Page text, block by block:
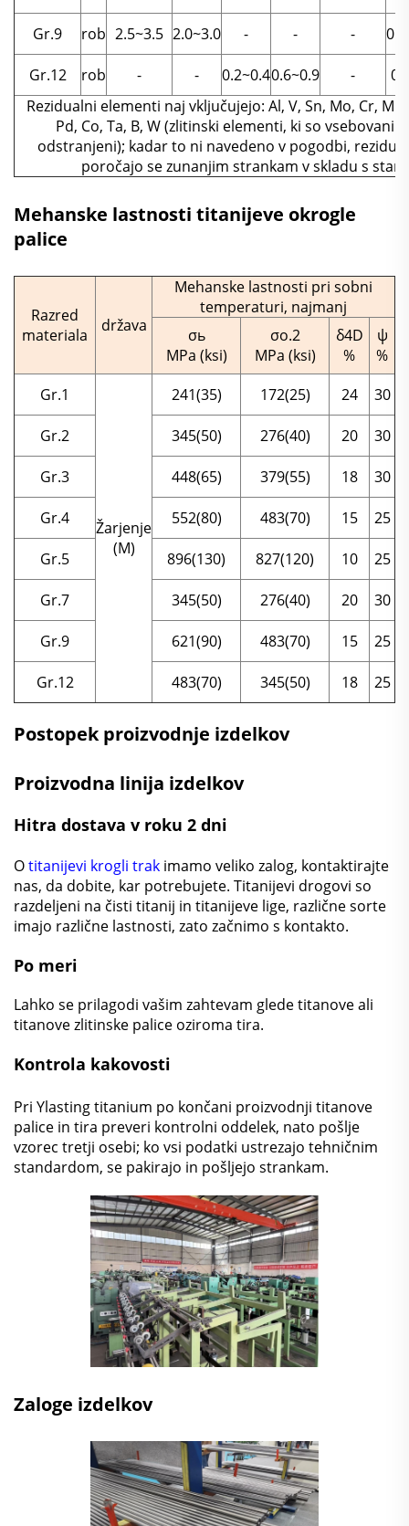
Gr.9 rob 2.5~3.5 2.0~3.0 - - -
Gr.12 rob - - 0.2~0.40.6~0.9 -
Rezidualni elementi naj vključujejo: Al, V, Sn, Mo, Cr, Mn,
Pd, Co, Ta, B, W (zlitinski elementi, ki so
odstranjeni); kadar to ni navedeno v pogodbi,
poročajo se zunanjim strankam v skladu s
Mehanske lastnosti titanijeve okrogle
palice
Razred
materiala
država
Mehanske lastnosti pri sobni
temperaturi, najmanj
σь
MPa (ksi)
σo.2
MPa (ksi)
δ4D
%
ψ
%
Gr.1
Žarjenje
(M)
241(35) 172(25) 24 30
Gr.2 345(50) 276(40) 20 30
Gr.3 448(65) 379(55) 18 30
Gr.4 552(80) 483(70) 15 25
Gr.5 896(130) 827(120) 10 25
Gr.7 345(50) 276(40) 20 30
Gr.9 621(90) 483(70) 15 25
Gr.12 483(70) 345(50) 18 25
Postopek proizvodnje izdelkov
Proizvodna linija izdelkov
Hitra dostava v roku 2 dni
Otitanijevi krogli trak imamo veliko zalog, kontaktirajte
nas, da dobite, kar potrebujete. Titanijevi drogovi so
razdeljeni na čisti titanij in titanijeve lige, različne sorte
imajo različne lastnosti, zato začnimo s kontakto.
Po meri
Lahko se prilagodi vašim zahtevam glede titanove ali
titanove zlitinske palice oziroma tira.
Kontrola kakovosti
Pri Ylasting titanium po končani proizvodnji titanove
palice in tira preveri kontrolni oddelek, nato pošlje
vzorec tretji osebi; ko vsi podatki ustrezajo tehničnim
standardom, se pakirajo in pošljejo strankam.
Zaloge izdelkov